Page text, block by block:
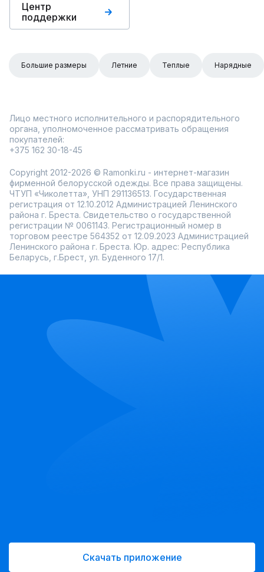
Центр
поддержки
Большие размеры Летние Теплые Нарядные
Лицо местного исполнительного и распорядительного
органа, уполномоченное рассматривать обращения
покупателей:
+375 162 30-18-45
Copyright 2012-2026 © Ramonki.ru - интернет-магазин
фирменной белорусской одежды. Все права защищены.
ЧТУП «Чиколетта», УНП 291136513. Государственная
регистрация от 12.10.2012 Администрацией Ленинского
района г. Бреста. Свидетельство о государственной
регистрации № 0061143. Регистрационный номер в
торговом реестре 564352 от 12.09.2023 Администрацией
Ленинского района г. Бреста. Юр. адрес: Республика
Беларусь, г.Брест, ул. Буденного 17/1.
Скачать приложение